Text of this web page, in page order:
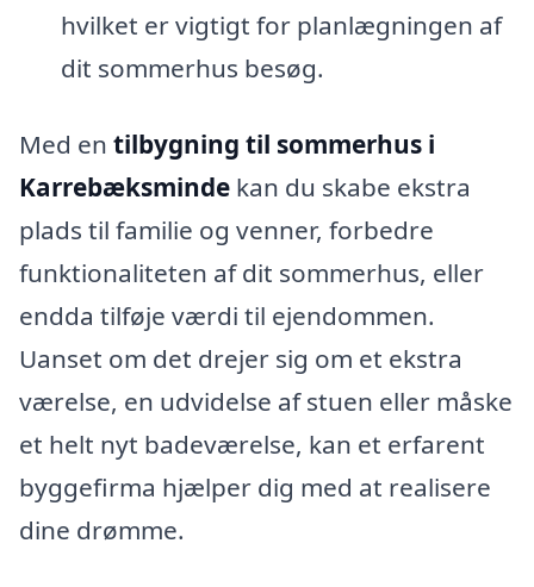
hvilket er vigtigt for planlægningen af
dit sommerhus besøg.
Med en tilbygning til sommerhus i
Karrebæksminde kan du skabe ekstra
plads til familie og venner, forbedre
funktionaliteten af dit sommerhus, eller
endda tilføje værdi til ejendommen.
Uanset om det drejer sig om et ekstra
værelse, en udvidelse af stuen eller måske
et helt nyt badeværelse, kan et erfarent
byggefirma hjælper dig med at realisere
dine drømme.